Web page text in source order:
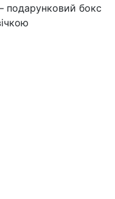
подарунковий бокс